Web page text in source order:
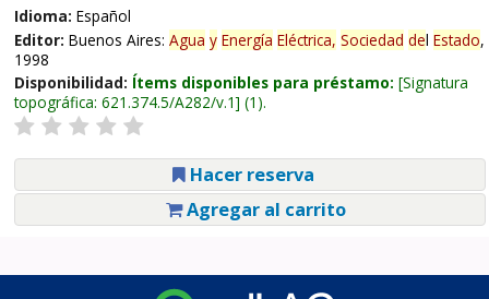
Idioma: Español
Editor: Buenos Aires: Agua y Energía Eléctrica, Sociedad del Estado,
1998
Disponibilidad: Ítems disponibles para préstamo: Signatura
topográfica: 621.374.5/A282/v.1 (1).
Hacer reserva
Agregar al carrito